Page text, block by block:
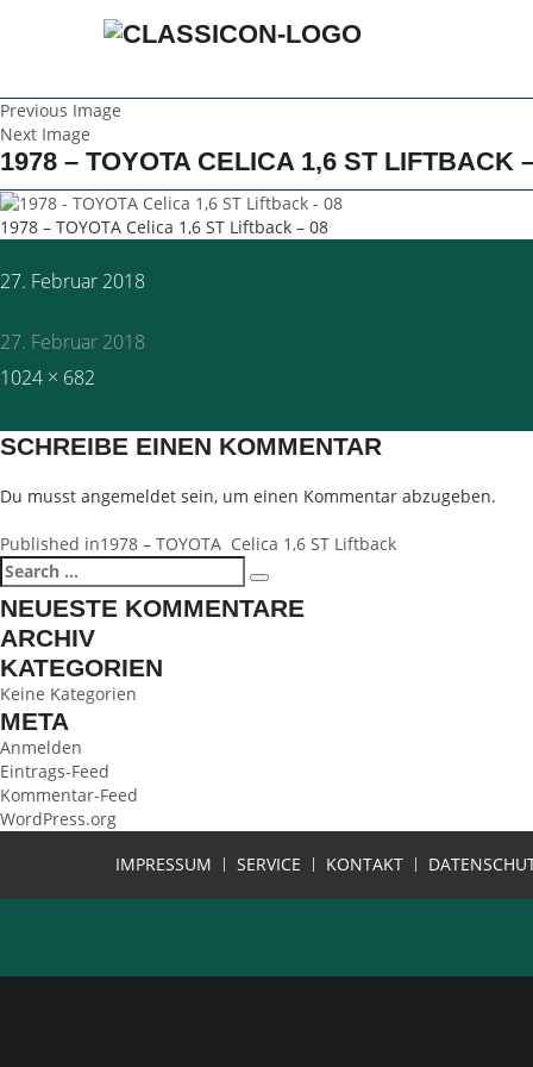
Previous Image
Next Image
1978 – TOYOTA CELICA 1,6 ST LIFTBACK
1978 – TOYOTA Celica 1,6 ST Liftback – 08
Posted
27. Februar 2018
27. Februar 2018
Full
1024 × 682
SCHREIBE EINEN KOMMENTAR
Du musst angemeldet sein, um einen Kommentar abzugeben.
BEITRAGSNAVIGATION
Published in1978 – TOYOTA Celica 1,6 ST Liftback
Search
for:
Search
NEUESTE KOMMENTARE
ARCHIV
KATEGORIEN
Keine Kategorien
META
Anmelden
Eintrags-Feed
Kommentar-Feed
WordPress.org
IMPRESSUM
SERVICE KONTAKT